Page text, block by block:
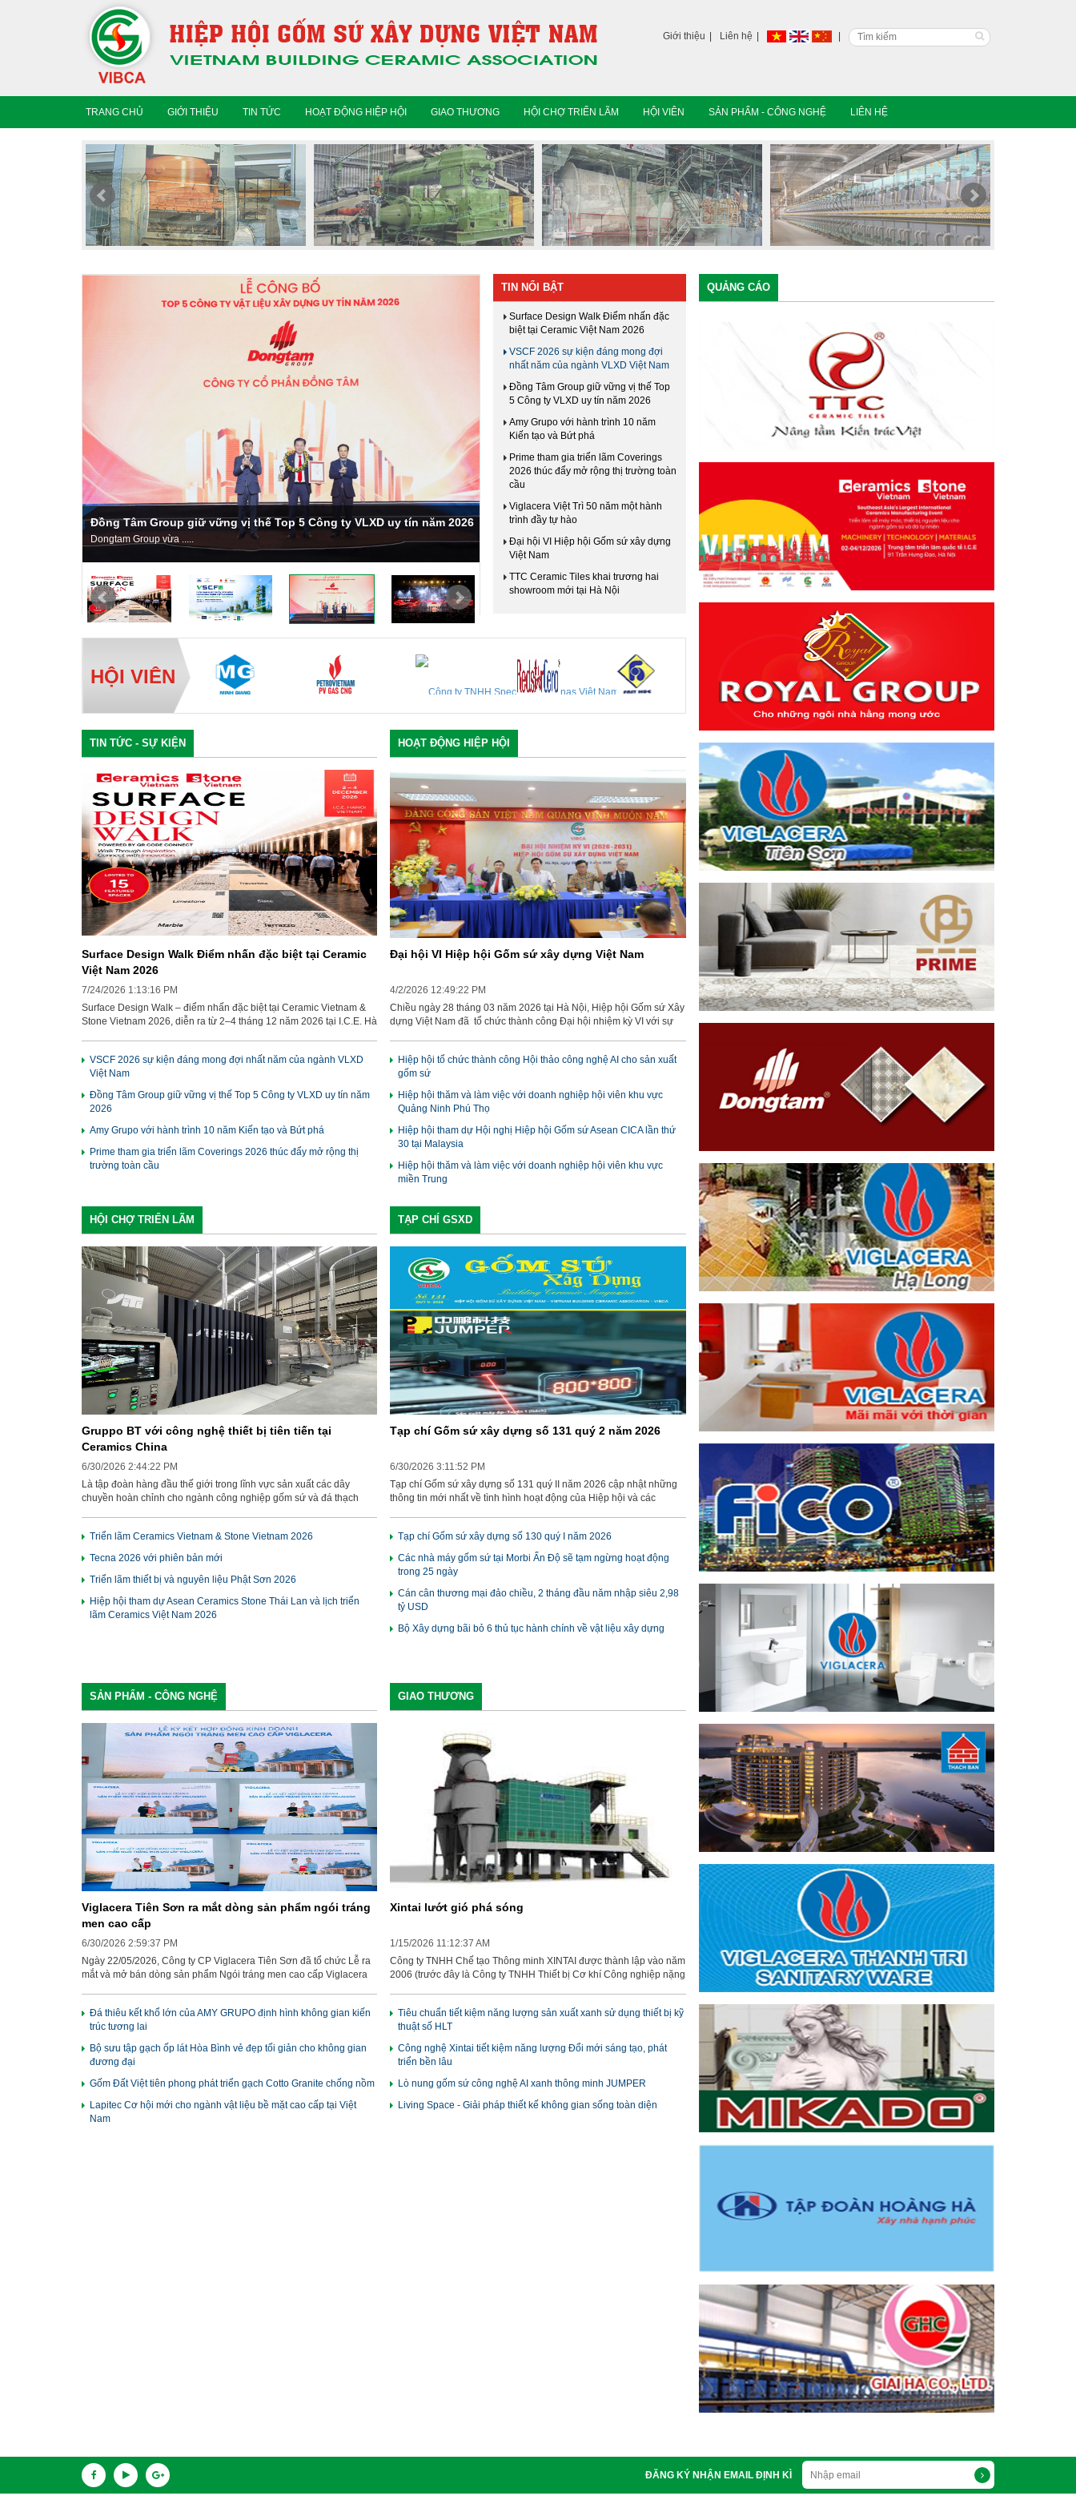
Giới thiệu Liên hệ
TRANG CHỦ GIỚI THIỆU TIN TỨC HOẠT ĐỘNG HIỆP HỘI GIAO THƯƠNG HỘI CHỢ TRIỂN LÃM HỘI VIÊN SẢN PHẨM - CÔNG NGHỆ LIÊN HỆ
Đồng Tâm Group giữ vững vị thế Top 5 Công ty VLXD uy tín năm 2026
Dongtam Group vừa .....
TIN NỔI BẬT
Surface Design Walk Điểm nhấn đặc
biệt tại Ceramic Việt Nam 2026
VSCF 2026 sự kiện đáng mong đợi
nhất năm của ngành VLXD Việt Nam
Đồng Tâm Group giữ vững vị thế Top
5 Công ty VLXD uy tín năm 2026
Amy Grupo với hành trình 10 năm
Kiến tạo và Bứt phá
Prime tham gia triển lãm Coverings
2026 thúc đẩy mở rộng thị trường toàn
cầu
Viglacera Việt Trì 50 năm một hành
trình đầy tự hào
Đại hội VI Hiệp hội Gốm sứ xây dựng
Việt Nam
TTC Ceramic Tiles khai trương hai
showroom mới tại Hà Nội
TIN TỨC - SỰ KIỆN
Surface Design Walk Điểm nhấn đặc biệt tại Ceramic
Việt Nam 2026
7/24/2026 1:13:16 PM
Surface Design Walk – điểm nhấn đặc biệt tại Ceramic Vietnam &
Stone Vietnam 2026, diễn ra từ 2–4 tháng 12 năm 2026 tại I.C.E. Hà
bố trí trên tuyến tham quan tại Khu Gian Hàng sản phẩm hoàn thiện
Gạch và Đá của triển lãm. Sản phẩm của bạn sẽ được tiếp cận trực
tiếp với kiến trúc sư, nhà thiết kế, chủ đầu tư, nhà thầu và nhà phân
phối thông qua hệ thống QR Code kết nối thông tin sản phẩm,
VSCF 2026 sự kiện đáng mong đợi nhất năm của ngành VLXD
Việt Nam
Đồng Tâm Group giữ vững vị thế Top 5 Công ty VLXD uy tín năm
2026
Amy Grupo với hành trình 10 năm Kiến tạo và Bứt phá
Prime tham gia triển lãm Coverings 2026 thúc đẩy mở rộng thị
trường toàn cầu
HOẠT ĐỘNG HIỆP HỘI
Đại hội VI Hiệp hội Gốm sứ xây dựng Việt Nam
4/2/2026 12:49:22 PM
Chiều ngày 28 tháng 03 năm 2026 tại Hà Nội, Hiệp hội Gốm sứ Xây
dựng Việt Nam đã tổ chức thành công Đại hội nhiệm kỳ VI với sự
Hiệp hội tổ chức thành công Hội thảo công nghệ AI cho sản xuất
gốm sứ
Hiệp hội thăm và làm việc với doanh nghiệp hội viên khu vực
Quảng Ninh Phú Thọ
Hiệp hội tham dự Hội nghị Hiệp hội Gốm sứ Asean CICA lần thứ
30 tại Malaysia
Hiệp hội thăm và làm việc với doanh nghiệp hội viên khu vực
miền Trung
HỘI CHỢ TRIỂN LÃM
Gruppo BT với công nghệ thiết bị tiên tiến tại
Ceramics China
6/30/2026 2:44:22 PM
Là tập đoàn hàng đầu thế giới trong lĩnh vực sản xuất các dây
chuyền hoàn chỉnh cho ngành công nghiệp gốm sứ và đá thạch
mới. Nhờ sự hiện diện các chi nhánh rộng khắp, Tập đoàn hoạt
động thành công tại mọi khu vực chiến lược trên toàn thế giới. Đặc
biệt Foshan Siti B&T - Gaoming - chi nhánh sản xuất chuyên biệt
cho thị trường châu Á - cho phép công ty đáp ứng nhanh chóng và
Triển lãm Ceramics Vietnam & Stone Vietnam 2026
Tecna 2026 với phiên bản mới
Triển lãm thiết bị và nguyên liệu Phật Sơn 2026
Hiệp hội tham dự Asean Ceramics Stone Thái Lan và lịch triển
lãm Ceramics Việt Nam 2026
TẠP CHÍ GSXD
Tạp chí Gốm sứ xây dựng số 131 quý 2 năm 2026
6/30/2026 3:11:52 PM
Tạp chí Gốm sứ xây dựng số 131 quý II năm 2026 cập nhật những
thông tin mới nhất về tình hình hoạt động của Hiệp hội và các
mới, mở rộng sản xuất trong lĩnh vực gạch ốp lát, những thông tin
về tình hình sản xuất kinh doanh trong ngành gốm sứ xây dựng
trong nước, trong khu vực và trên thế giới. Kính mời quý bạn đọc
đón xem!
Tạp chí Gốm sứ xây dựng số 130 quý I năm 2026
Các nhà máy gốm sứ tại Morbi Ấn Độ sẽ tạm ngừng hoạt động
trong 25 ngày
Cán cân thương mại đảo chiều, 2 tháng đầu năm nhập siêu 2,98
tỷ USD
Bộ Xây dựng bãi bỏ 6 thủ tục hành chính về vật liệu xây dựng
SẢN PHẨM - CÔNG NGHỆ
Viglacera Tiên Sơn ra mắt dòng sản phẩm ngói tráng
men cao cấp
6/30/2026 2:59:37 PM
Ngày 22/05/2026, Công ty CP Viglacera Tiên Sơn đã tổ chức Lễ ra
mắt và mở bán dòng sản phẩm Ngói tráng men cao cấp Viglacera
Tiến Dũng - Tổng Giám Đốc Công ty CP Viglacera Tiên Sơn khẳng
định sự ra đời của dòng sản phẩm Ngói tráng men cao cấp không
chỉ nối tiếp hành trình phát triển của một trong những thương hiệu
vật liệu xây dựng hàng đầu Việt Nam, mà còn là lời cam kết đồng
hành vững chắc của Viglacera đối với hệ thống nhà phân phối và
đại lý trong giai đoạn mới.
Đá thiêu kết khổ lớn của AMY GRUPO định hình không gian kiến
trúc tương lai
Bộ sưu tập gạch ốp lát Hòa Bình vẻ đẹp tối giản cho không gian
đương đại
Gốm Đất Việt tiên phong phát triển gạch Cotto Granite chống nồm
Lapitec Cơ hội mới cho ngành vật liệu bề mặt cao cấp tại Việt
Nam
GIAO THƯƠNG
Xintai lướt gió phá sóng
1/15/2026 11:12:37 AM
Công ty TNHH Chế tạo Thông minh XINTAI được thành lập vào năm
2006 (trước đây là Công ty TNHH Thiết bị Cơ khí Công nghiệp nặng
ty đã hoạt động tại thị trường Việt Nam hơn 20 năm, mang đến cho
ngành công nghiệp gốm sứ Việt Nam nhiều loại thiết bị cơ khí tiên
tiến, góp phần mạnh mẽ vào sự phát triển của ngành. Ngày nay, với
khái niệm Công nghiệp gốm sứ 4.0 ngày càng được phổ biến, cùng
nghiệp gốm buộc phải loại bỏ các thiết bị tiêu thụ năng lượng cao,
chuyển sang quy trình sản xuất xanh và thông minh.
Tiêu chuẩn tiết kiệm năng lượng sản xuất xanh sử dụng thiết bị kỹ
thuật số HLT
Công nghệ Xintai tiết kiệm năng lượng Đổi mới sáng tạo, phát
triển bền lâu
Lò nung gốm sứ công nghệ AI xanh thông minh JUMPER
Living Space - Giải pháp thiết kế không gian sống toàn diện
QUẢNG CÁO
ĐĂNG KÝ NHẬN EMAIL ĐỊNH KÌ